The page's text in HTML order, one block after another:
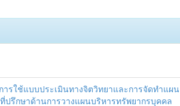
รใช้แบบประเมินทางจิตวิทยาและการจัดทำแผน
รึกษาด้านการวางแผนบริหารทรัพยากรบุคคล